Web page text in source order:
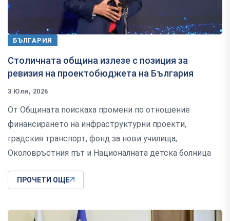
БЪЛГАРИЯ
Столичната община излезе с позиция за
ревизия на проектобюджета на България
3 Юли, 2026
От Общината поискаха промени по отношение
финансирането на инфраструктурни проекти,
градския транспорт, фонд за нови училища,
Околовръстния път и Националната детска болница
ПРОЧЕТИ ОЩЕ